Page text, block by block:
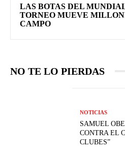
LAS BOTAS DEL
TORNEO MUEVE
CAMPO
NO TE LO PIERDAS
NOTICIAS
SAMUEL
CONTRA EL
CLUBES”